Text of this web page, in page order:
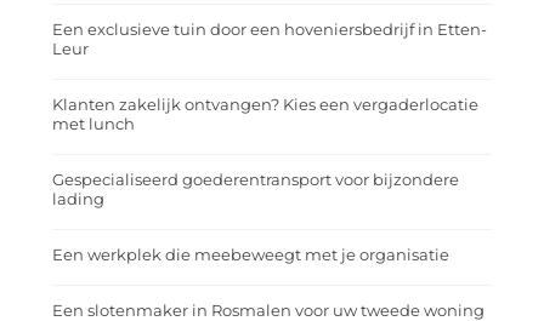
Een exclusieve tuin door een hoveniersbedrijf in Etten-
Leur
Klanten zakelijk ontvangen? Kies een vergaderlocatie
met lunch
Gespecialiseerd goederentransport voor bijzondere
lading
Een werkplek die meebeweegt met je organisatie
Een slotenmaker in Rosmalen voor uw tweede woning